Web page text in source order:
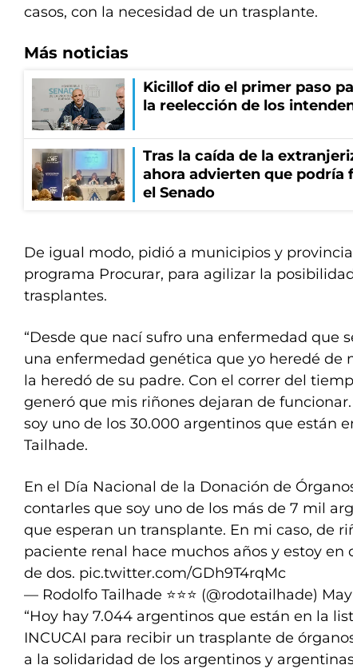
casos, con la necesidad de un trasplante.
Más noticias
Kicillof dio el primer paso
la reelección de los
Tras la caída de la
ahora advierten que podría
el Senado
De igual modo, pidió a municipios y
programa Procurar, para agilizar la
trasplantes.
“Desde que nací sufro una enfermedad que
una enfermedad genética que yo heredé de
la heredó de su padre. Con el correr del
generó que mis riñones dejaran de
soy uno de los 30.000 argentinos que están
Tailhade.
En el Día Nacional de la Donación de
contarles que soy uno de los más de 7 mil
que esperan un transplante. En mi caso, de
paciente renal hace muchos años y estoy en
de dos. pic.twitter.com/GDh9T4rqMc
— Rodolfo Tailhade ⭐️⭐️⭐️ (@rodotailhade)
“Hoy hay 7.044 argentinos que están en la
INCUCAI para recibir un trasplante de
a la solidaridad de los argentinos y